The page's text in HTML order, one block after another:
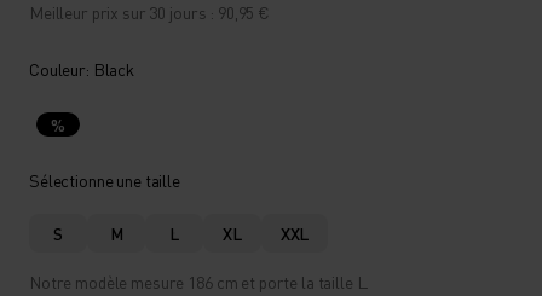
Meilleur prix sur 30 jours : 90,95 €
Couleur: Black
%
Sélectionne une taille
S M L XL XXL
Notre modèle mesure 186 cm et porte la taille L.